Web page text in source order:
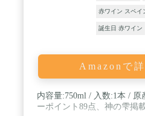
赤ワイン スペイ
誕生日 赤ワイン
Amazonで
内容量:750ml / 入数:1本 / 原
ーポイント89点、神の雫掲